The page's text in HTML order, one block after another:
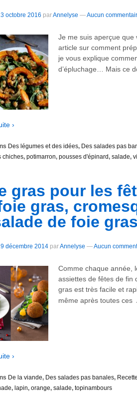
octobre 2016 parAnnelyse —Aucun
Je me suis aperçue que
article sur comment
je vous explique
d’épluchage… Mais ce
›
Des légumes et des idées, Des salades pas
chiches, potimarron, pousses d'épinard, salade,
gras pour les
gras,
de foie
décembre 2014 parAnnelyse —Aucun
Comme chaque année,
assiettes de fêtes de fin
gras est très facile et
même après toutes ces
›
De la viande, Des salades pas banales,
, lapin, orange, salade, topinambours